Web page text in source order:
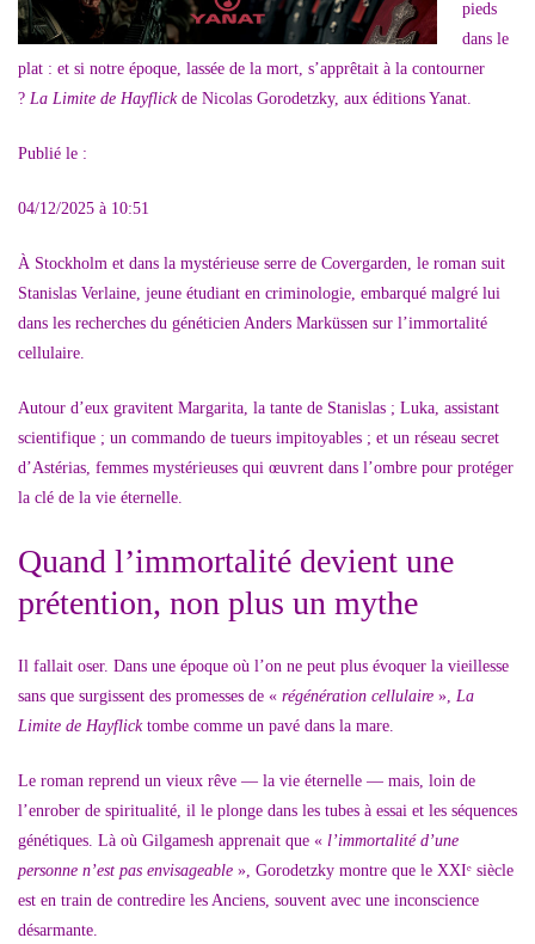
pieds
dans le
plat : et si notre époque, lassée de la mort, s’apprêtait à la contourner
? La Limite de Hayflickde Nicolas Gorodetzky, aux éditions Yanat.
Publié le :
04/12/2025 à 10:51
À Stockholm et dans la mystérieuse serre de Covergarden, le roman suit
Stanislas Verlaine, jeune étudiant en criminologie, embarqué malgré lui
dans les recherches du généticien Anders Marküssen sur l’immortalité
cellulaire.
Autour d’eux gravitent Margarita, la tante de Stanislas ; Luka, assistant
scientifique ; un commando de tueurs impitoyables ; et un réseau secret
d’Astérias, femmes mystérieuses qui œuvrent dans l’ombre pour protéger
la clé de la vie éternelle.
Quand l’immortalité devient une
prétention, non plus un mythe
Il fallait oser. Dans une époque où l’on ne peut plus évoquer la vieillesse
sans que surgissent des promesses de « régénération cellulaire », La
Limite de Hayflicktombe comme un pavé dans la mare.
Le roman reprend un vieux rêve — la vie éternelle — mais, loin de
l’enrober de spiritualité, il le plonge dans les tubes à essai et les séquences
génétiques. Là où Gilgamesh apprenait que « l’immortalité d’une
personne n’est pas envisageable », Gorodetzky montre que le XXIᵉ siècle
est en train de contredire les Anciens, souvent avec une inconscience
désarmante.